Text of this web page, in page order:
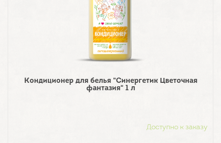
Кондиционер для белья "Синергетик Цветочная
фантазия" 1 л
Доступно к заказу